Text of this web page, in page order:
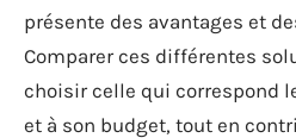
présente des avantages et
Comparer ces différentes
choisir celle qui correspond
et à son budget, tout en